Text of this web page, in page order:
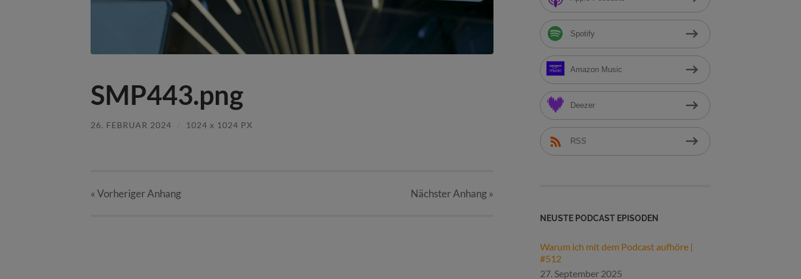
SMP443.png
26. FEBRUAR 2024 1024 x 1024 PX
« VorherigerAnhang NächsterAnhang»
h
Spotify
Amazon Music
Deezer
RSS
NEUSTE PODCAST EPISODEN
Warum ich mit dem Podcast aufhöre |
#512
27. September 2025